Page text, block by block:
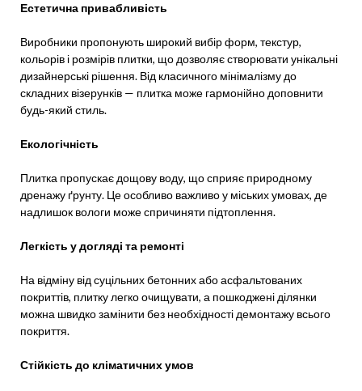
Естетична привабливість
Виробники пропонують широкий вибір форм, текстур,
кольорів і розмірів плитки, що дозволяє створювати унікальні
дизайнерські рішення. Від класичного мінімалізму до
складних візерунків — плитка може гармонійно доповнити
будь-який стиль.
Екологічність
Плитка пропускає дощову воду, що сприяє природному
дренажу ґрунту. Це особливо важливо у міських умовах, де
надлишок вологи може спричиняти підтоплення.
Легкість у догляді та ремонті
На відміну від суцільних бетонних або асфальтованих
покриттів, плитку легко очищувати, а пошкоджені ділянки
можна швидко замінити без необхідності демонтажу всього
покриття.
Стійкість до кліматичних умов